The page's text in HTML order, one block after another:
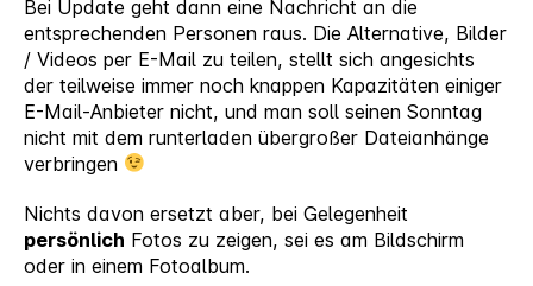
Bei Update geht dann eine Nachricht an die
entsprechenden Personen raus. Die Alternative, Bilder
/ Videos per E-Mail zu teilen, stellt sich angesichts
der teilweise immer noch knappen Kapazitäten einiger
E-Mail-Anbieter nicht, und man soll seinen Sonntag
nicht mit dem runterladen übergroßer Dateianhänge
verbringen
Nichts davon ersetzt aber, bei Gelegenheit
persönlich Fotos zu zeigen, sei es am Bildschirm
oder in einem Fotoalbum.